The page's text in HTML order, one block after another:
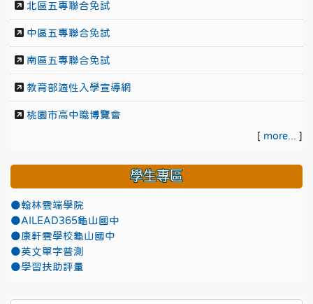
北區五專聯合免試
中區五專聯合免試
南區五專聯合免試
教育部適性入學宣導網
桃園市高中職博覽會
[ more... ]
學生專區
●翰林雲端學院
●AILEAD365龜山國中
●康軒雲學校龜山國中
●英文單字普測
●學習扶助評量